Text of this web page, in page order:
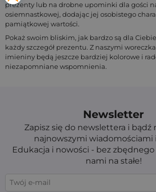
prezenty lub na drobne upominki dla gości
osiemnastkowej, dodając jej osobistego
pamiątkowej wartości.
Pokaż swoim bliskim, jak bardzo są dla
każdy szczegół prezentu. Z naszymi
imieniny będą jeszcze bardziej kolorowe i
niezapomniane wspomnienia.
Newsletter
Zapisz się do newslettera i bądź
najnowszymi wiadomościami
Edukacja i nowości - bez
nami na stałe!